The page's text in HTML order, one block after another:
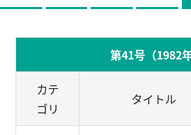
English
第41号（1982年
カテ
ゴリ
タイトル